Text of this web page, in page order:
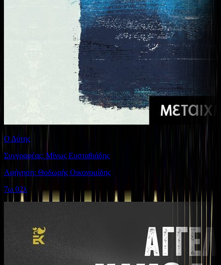
Ο Δύτης
Συγγραφέας: Μίνως Ευσταθιάδης
Αφήγηση: Θοδωρής Οικονομίδης
7ω 02λ